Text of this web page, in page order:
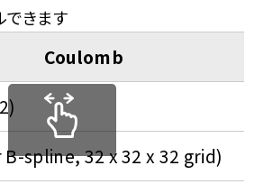
きます
Coulomb
spline, 32 x 32 x 32 grid)